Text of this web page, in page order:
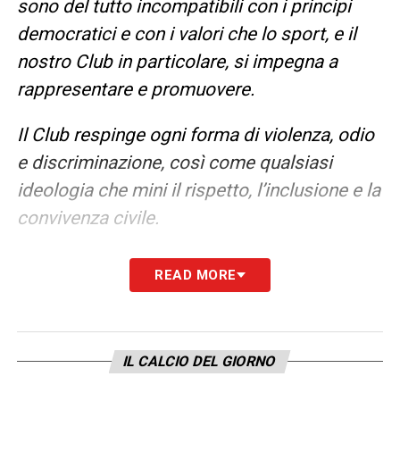
sono del tutto incompatibili con i principi
democratici e con i valori che lo sport, e il
nostro Club in particolare, si impegna a
rappresentare e promuovere.
Il Club respinge ogni forma di violenza, odio
e discriminazione, così come qualsiasi
ideologia che mini il rispetto, l’inclusione e la
convivenza civile.
Quanto accaduto non rappresenta in alcun
modo l’intera tifoseria gialloblù, da sempre
nel sostenere la squadra.
READ MORE
IL CALCIO DEL GIORNO